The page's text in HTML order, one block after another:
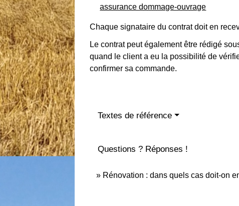
assurance dommage-ouvrage
Chaque signataire du contrat doit en
Le contrat peut également être rédigé
quand le client a eu la possibilité de
confirmer sa commande.
Textes de référence
Questions ? Réponses !
Rénovation : dans quels cas doit-on